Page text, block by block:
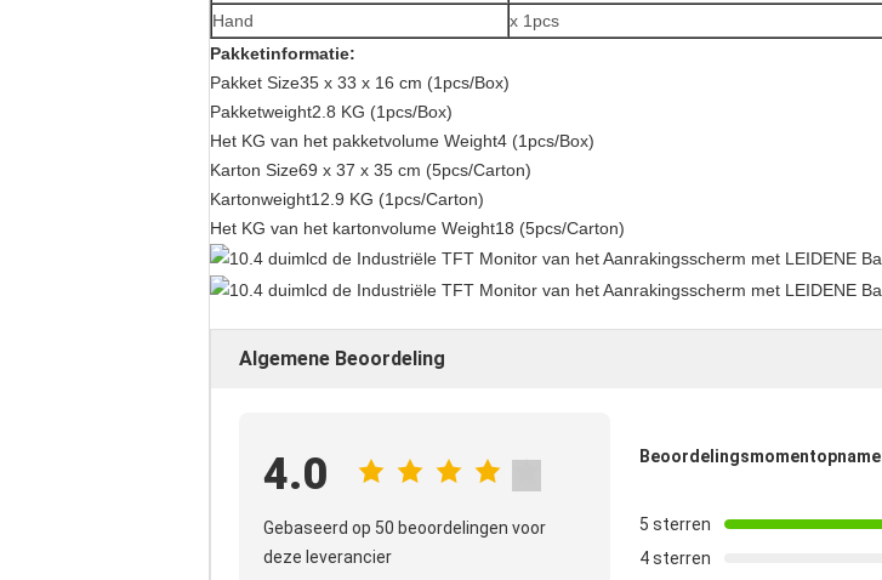
Hand
x 1pcs
Pakketinformatie:
Pakket Size35 x 33 x 16 cm (1pcs/Box)
Pakketweight2.8 KG (1pcs/Box)
Het KG van het pakketvolume Weight4 (1pcs/Box)
Karton Size69 x 37 x 35 cm (5pcs/Carton)
Kartonweight12.9 KG (1pcs/Carton)
Het KG van het kartonvolume Weight18 (5pcs/Carton)
Algemene Beoordeling
4.0
Gebaseerd op 50 beoordelingen voor
deze leverancier
Beoordelingsmomentopname
5 sterren
4 sterren